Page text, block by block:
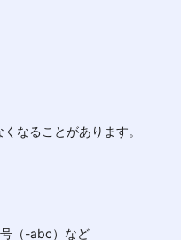
なることがあります。
（-abc）など